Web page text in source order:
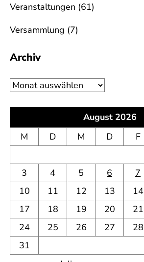
Veranstaltungen (61)
Versammlung (7)
Archiv
Archiv
August 2026
M
D M D F
3
4 5 6 7
10
11 12 13 14
17
18 19 20 21
24
25 26 27 28
31